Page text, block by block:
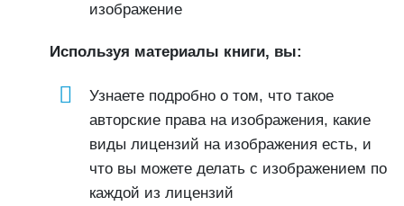
изображение
Используя материалы книги, вы:
Узнаете подробно о том, что такое
авторские права на изображения, какие
виды лицензий на изображения есть, и
что вы можете делать с изображением по
каждой из лицензий